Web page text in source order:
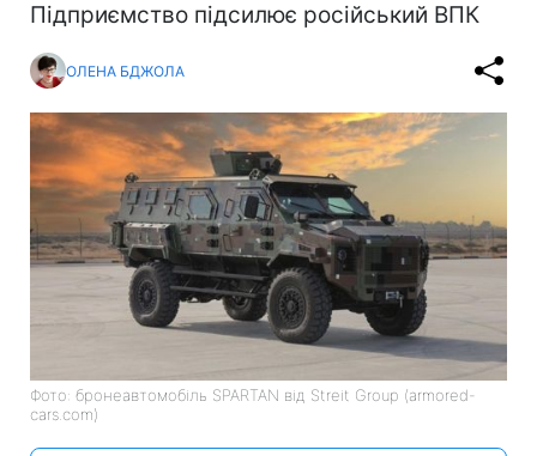
Підприємство підсилює російський ВПК
ОЛЕНА БДЖОЛА
Фото: бронеавтомобіль SPARTAN від Streit Group (armored-
cars.com)